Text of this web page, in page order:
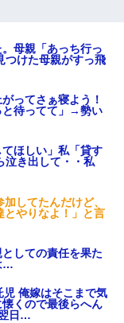
母親「あっち行っ
つけた母親がすっ飛
ってさぁ寝よう！
と待ってて」→勢い
てほしい」私「貸す
泣き出して・・私
してたんだけど、
とやりなよ！」と言
しての責任を果た
…
児 俺嫁はそこまで気
くので最後らへん
日…